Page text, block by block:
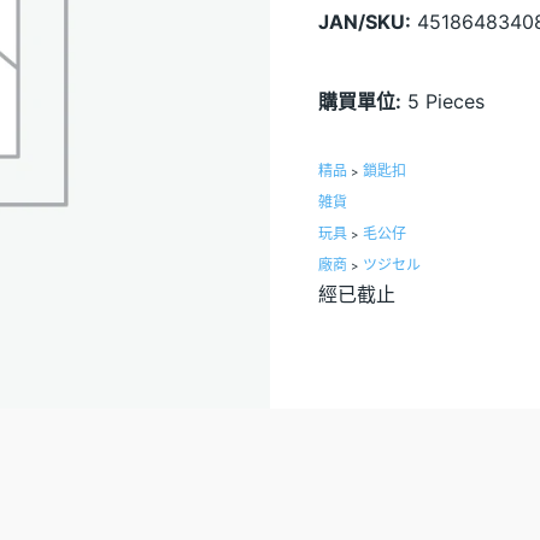
JAN/SKU:
購買單位: 5 Pieces
精品 > 鎖匙扣
雑貨
玩具 > 毛公仔
廠商 > ツジセル
經已截止